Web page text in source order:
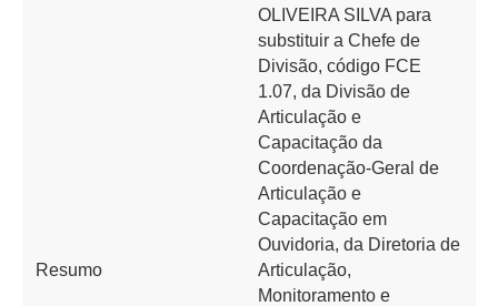
Resumo
OLIVEIRA SILVA para
substituir a Chefe de
Divisão, código FCE
1.07, da Divisão de
Articulação e
Capacitação da
Coordenação-Geral de
Articulação e
Capacitação em
Ouvidoria, da Diretoria de
Articulação,
Monitoramento e